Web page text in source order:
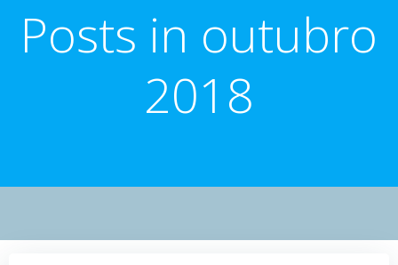
Posts in outubro
2018